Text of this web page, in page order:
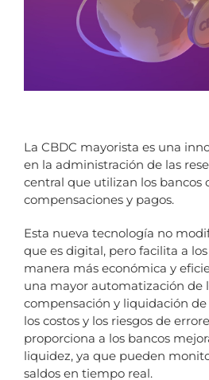
La CBDC mayorista es una
en la administración de las
central que utilizan los bancos
compensaciones y pagos.
Esta nueva tecnología no
que es digital, pero facilita a
manera más económica y
una mayor automatización de
compensación y liquidación
los costos y los riesgos de
proporciona a los bancos
liquidez, ya que pueden
saldos en tiempo real.